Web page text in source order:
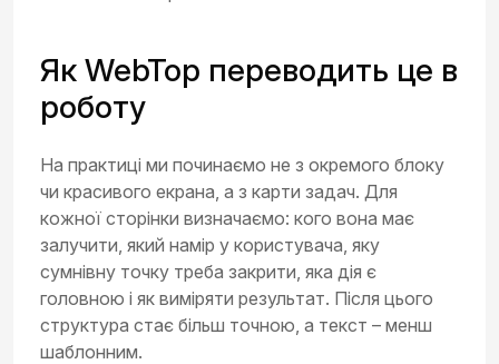
Як WebTop переводить це в
роботу
На практиці ми починаємо не з окремого блоку
чи красивого екрана, а з карти задач. Для
кожної сторінки визначаємо: кого вона має
залучити, який намір у користувача, яку
сумнівну точку треба закрити, яка дія є
головною і як виміряти результат. Після цього
структура стає більш точною, а текст – менш
шаблонним.